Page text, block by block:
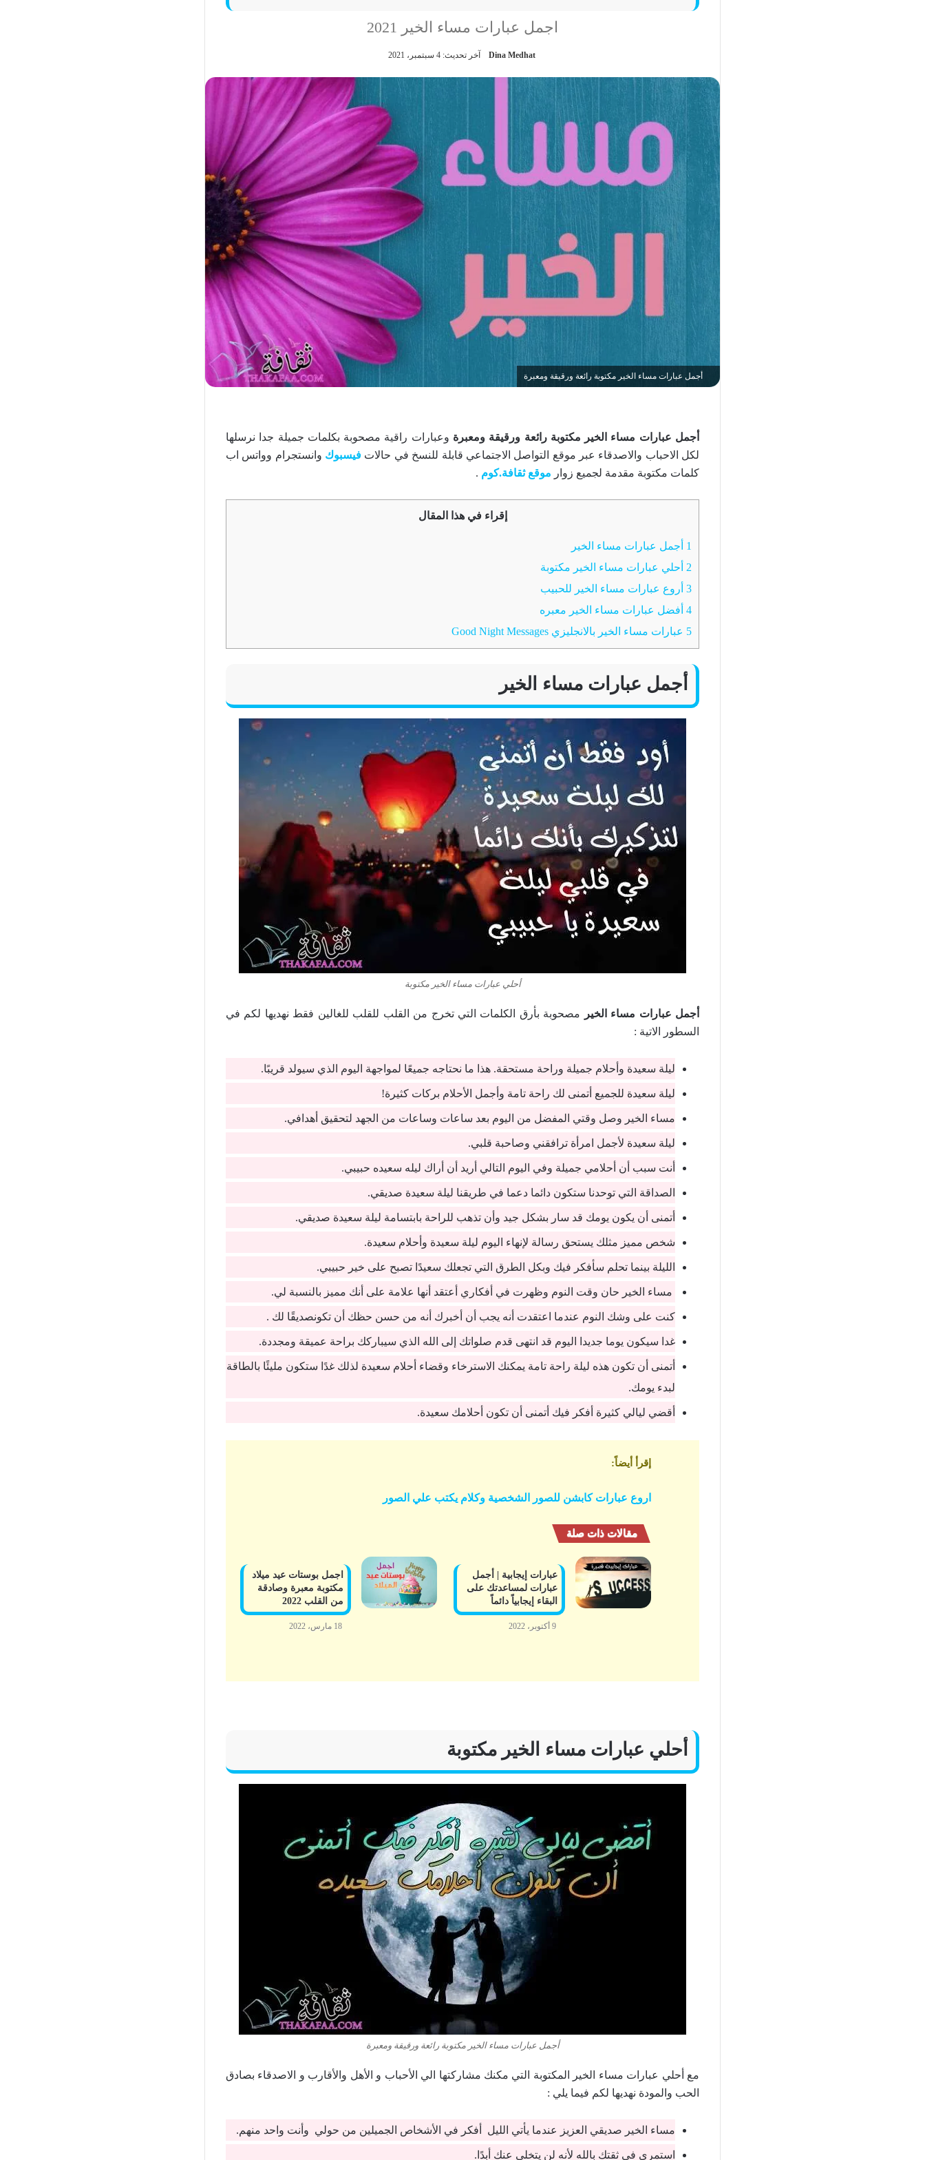
اجمل عبارات مساء الخير 2021
Dina Medhat آخر تحديث: 4 سبتمبر، 2021
أجمل عبارات مساء الخير مكتوبة رائعة ورقيقة ومعبرة
أجمل عبارات مساء الخير مكتوبة رائعة ورقيقة ومعبرة وعبارات راقية مصحوبة بكلمات جميلة جدا نرسلها
لكل الاحباب والاصدقاء عبر موقع التواصل الاجتماعي قابلة للنسخ في حالات فيسبوك وانستجرام وواتس اب
كلمات مكتوبة مقدمة لجميع زوار موقع ثقافة.كوم .
إقراء في هذا المقال
1 أجمل عبارات مساء الخير
2 أحلي عبارات مساء الخير مكتوبة
3أروع عبارات مساء الخير للحبيب
4أفضل عبارات مساء الخير معبره
5 عبارات مساء الخير بالانجليزي Good Night Messages
أجمل عبارات مساء الخير
أحلي عبارات مساء الخير مكتوبة
أجمل عبارات مساء الخير
مصحوبة بأرق الكلمات التي تخرج من القلب للقلب للغالين فقط نهديها لكم في
السطور الاتية :
ليلة سعيدة وأحلام جميلة وراحة مستحقة. هذا ما نحتاجه جميعًا لمواجهة اليوم الذي سيولد قريبًا.
ليلة سعيدة للجميع أتمنى لك راحة تامة وأجمل الأحلام بركات كثيرة!
مساء الخير وصل وقتي المفضل من اليوم بعد ساعات وساعات من الجهد لتحقيق أهدافي.
ليلة سعيدة لأجمل امرأة ترافقني وصاحبة قلبي.
أنت سبب أن أحلامي جميلة وفي اليوم التالي أريد أن أراك ليله سعيده حبيبي.
الصداقة التي توحدنا ستكون دائما دعما في طريقنا ليلة سعيدة صديقي.
أتمنى أن يكون يومك قد سار بشكل جيد وأن تذهب للراحة بابتسامة ليلة سعيدة صديقي.
شخص مميز مثلك يستحق رسالة لإنهاء اليوم ليلة سعيدة وأحلام سعيدة.
الليلة بينما تحلم سأفكر فيك وبكل الطرق التي تجعلك سعيدًا تصبح على خير حبيبي.
مساء الخير حان وقت النوم وظهرت في أفكاري أعتقد أنها علامة على أنك مميز بالنسبة لي.
كنت على وشك النوم عندما اعتقدت أنه يجب أن أخبرك أنه من حسن حظك أن تكونصديقًا لك .
غدا سيكون يوما جديدا اليوم قد انتهى قدم صلواتك إلى الله الذي سيباركك براحة عميقة ومجددة.
أتمنى أن تكون هذه ليلة راحة تامة يمكنك الاسترخاء وقضاء أحلام سعيدة لذلك غدًا ستكون مليئًا بالطاقة
لبدء يومك.
أقضي ليالي كثيرة أفكر فيك أتمنى أن تكون أحلامك سعيدة.
إقرأ أيضاً:
اروع عبارات كابشن للصور الشخصية وكلام يكتب علي الصور
مقالات ذات صلة
عبارات إيجابية | أجمل
عبارات لمساعدتك على
البقاء إيجابياً دائماً
9 أكتوبر، 2022
اجمل بوستات عيد ميلاد
مكتوبة معبرة وصادقة
من القلب 2022
18 مارس، 2022
أحلي عبارات مساء الخير مكتوبة
أجمل عبارات مساء الخير مكتوبة رائعة ورقيقة ومعبرة
مع أحلي عبارات مساء الخير المكتوبة التي مكنك مشاركتها الي الأحباب و الأهل والأقارب و الاصدقاء بصادق
الحب والمودة نهديها لكم فيما يلي :
مساء الخير صديقي العزيز عندما يأتي الليل أفكر في الأشخاص الجميلين من حولي وأنت واحد منهم.
استمري في ثقتك بالله لأنه لن يتخلى عنك أبدًا.